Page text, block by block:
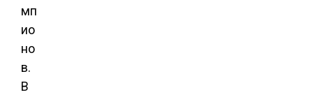
мп
ио
но
в.
В